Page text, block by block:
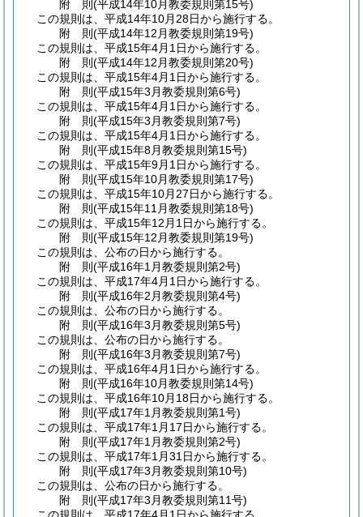
附 則(平成14年10月教委規則第15号)
この規則は、平成14年10月28日から施行する。
附 則(平成14年12月教委規則第19号)
この規則は、平成15年4月1日から施行する。
附 則(平成14年12月教委規則第20号)
この規則は、平成15年4月1日から施行する。
附 則(平成15年3月教委規則第6号)
この規則は、平成15年4月1日から施行する。
附 則(平成15年3月教委規則第7号)
この規則は、平成15年4月1日から施行する。
附 則(平成15年8月教委規則第15号)
この規則は、平成15年9月1日から施行する。
附 則(平成15年10月教委規則第17号)
この規則は、平成15年10月27日から施行する。
附 則(平成15年11月教委規則第18号)
この規則は、平成15年12月1日から施行する。
附 則(平成15年12月教委規則第19号)
この規則は、公布の日から施行する。
附 則(平成16年1月教委規則第2号)
この規則は、平成17年4月1日から施行する。
附 則(平成16年2月教委規則第4号)
この規則は、公布の日から施行する。
附 則(平成16年3月教委規則第5号)
この規則は、公布の日から施行する。
附 則(平成16年3月教委規則第7号)
この規則は、平成16年4月1日から施行する。
附 則(平成16年10月教委規則第14号)
この規則は、平成16年10月18日から施行する。
附 則(平成17年1月教委規則第1号)
この規則は、平成17年1月17日から施行する。
附 則(平成17年1月教委規則第2号)
この規則は、平成17年1月31日から施行する。
附 則(平成17年3月教委規則第10号)
この規則は、公布の日から施行する。
附 則(平成17年3月教委規則第11号)
この規則は、平成17年4月1日から施行する。